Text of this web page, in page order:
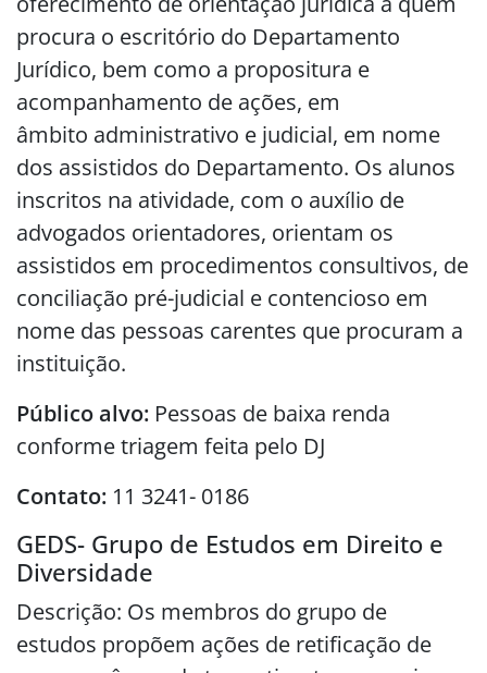
procura o escritório do Departamento
Jurídico, bem como a propositura e
acompanhamento de ações, em
âmbito administrativo e judicial, em nome
dos assistidos do Departamento. Os alunos
inscritos na atividade, com o auxílio de
advogados orientadores, orientam os
assistidos em procedimentos consultivos, de
conciliação pré-judicial e contencioso em
nome das pessoas carentes que procuram a
instituição.
Público alvo: Pessoas de baixa renda
conforme triagem feita pelo DJ
Contato: 11 3241- 0186
GEDS- Grupo de Estudos em Direito e
Diversidade
Descrição: Os membros do grupo de
estudos propõem ações de retificação de